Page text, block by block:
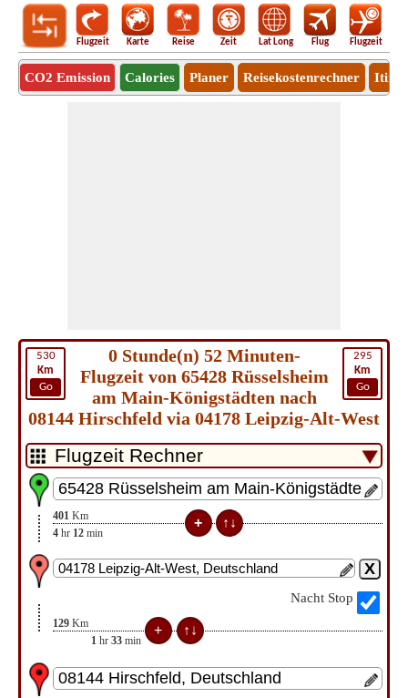
Flugzeit Karte Reise Zeit Lat Long Flug Flugzeit
CO2 Emission Calories Planer Reisekostenrechner
530
Km
Go
295
Km
Go
0 Stunde(n) 52 Minuten-
Flugzeit von 65428 Rüsselsheim
am Main-Königstädten nach
08144 Hirschfeld via 04178 Leipzig-Alt-West
401 Km
4 hr 12 min
Nacht Stop
129 Km
1 hr 33 min